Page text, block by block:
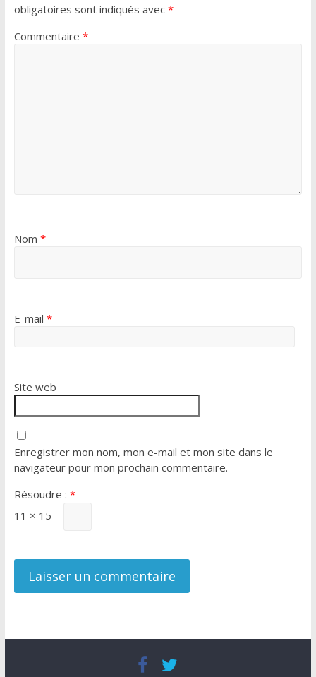
obligatoires sont indiqués avec *
Commentaire *
Nom *
E-mail *
Site web
Enregistrer mon nom, mon e-mail et mon site dans le
navigateur pour mon prochain commentaire.
Résoudre : *
11 × 15 =